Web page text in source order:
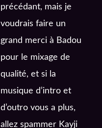
précédant, mais je
voudrais faire un
grand merci à Badou
pour le mixage de
qualité, et si la
musique d’intro et
d’outro vous a plus,
allez spammer Kayji